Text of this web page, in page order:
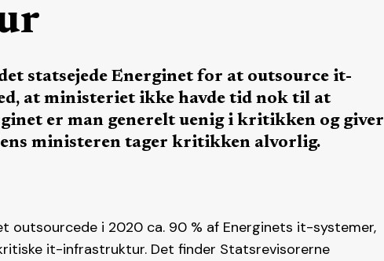
statsejede Energinet for at outsource it-
at ministeriet ikke havde tid nok til at
er man generelt uenig i kritikken og giver
ministeren tager kritikken alvorlig.
outsourcede i 2020 ca. 90 % af Energinets it-systemer,
it-infrastruktur. Det finder Statsrevisorerne